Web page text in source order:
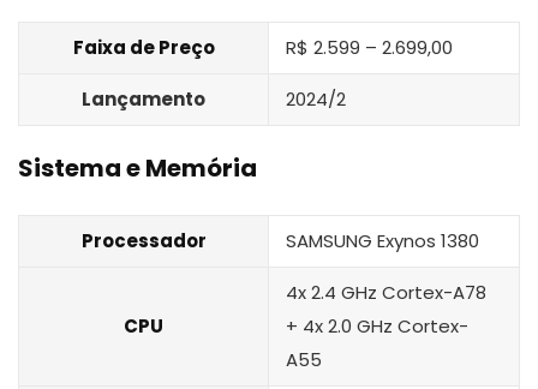
Faixa de Preço R$ 2.599 – 2.699,00
Lançamento 2024/2
Sistema e Memória
Processador SAMSUNG Exynos 1380
CPU
4x 2.4 GHz Cortex-A78
+ 4x 2.0 GHz Cortex-
A55